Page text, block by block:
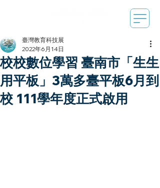
校校數位學習 臺南市「生生
用平板」3萬多臺平板6月到
校 111學年度正式啟用
臺灣教育科技展
2022年6月14日